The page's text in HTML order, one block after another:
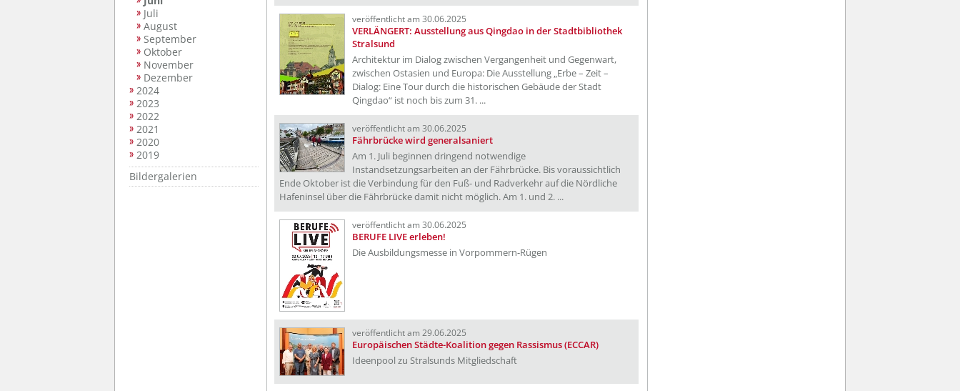
Juli
August
September
Oktober
November
Dezember
2024
2023
2022
2021
2020
2019
Bildergalerien
veröffentlicht am 30.06.2025
VERLÄNGERT: Ausstellung aus Qingdao in der Stadtbibliothek
Stralsund
Architektur im Dialog zwischen Vergangenheit und Gegenwart,
zwischen Ostasien und Europa: Die Ausstellung „Erbe – Zeit –
Dialog: Eine Tour durch die historischen Gebäude der Stadt
Qingdao“ ist noch bis zum 31. ...
veröffentlicht am 30.06.2025
Fährbrücke wird generalsaniert
Am 1. Juli beginnen dringend notwendige
Instandsetzungsarbeiten an der Fährbrücke. Bis voraussichtlich
Ende Oktober ist die Verbindung für den Fuß- und Radverkehr auf die Nördliche
Hafeninsel über die Fährbrücke damit nicht möglich. Am 1. und 2. ...
veröffentlicht am 30.06.2025
BERUFE LIVE erleben!
Die Ausbildungsmesse in Vorpommern-Rügen
veröffentlicht am 29.06.2025
Europäischen Städte-Koalition gegen Rassismus (ECCAR)
Ideenpool zu Stralsunds Mitgliedschaft